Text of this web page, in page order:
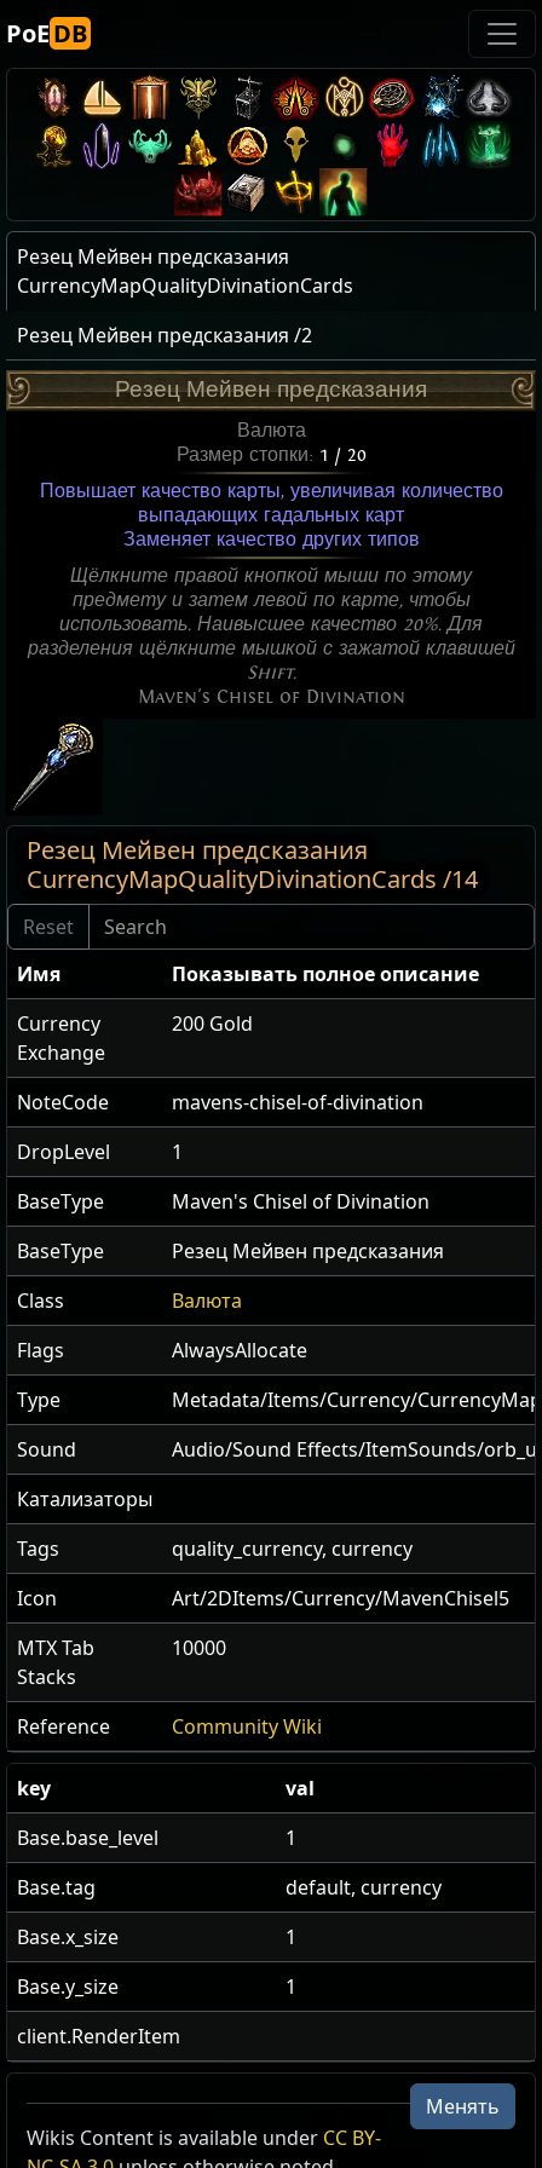
PoEDB
Резец Мейвен предсказания
CurrencyMapQualityDivinationCards
Резец Мейвен предсказания /2
Резец Мейвен предсказания
Валюта
Размер стопки: 1 / 20
Повышает качество карты, увеличивая количество
выпадающих гадальных карт
Заменяет качество других типов
Щёлкните правой кнопкой мыши по этому
предмету и затем левой по карте, чтобы
использовать. Наивысшее качество 20%. Для
разделения щёлкните мышкой с зажатой клавишей
Shift.
Maven's Chisel of Divination
Резец Мейвен предсказания
CurrencyMapQualityDivinationCards /14
Имя
Показывать полное описание
Currency
Exchange
200 Gold
NoteCode
mavens-chisel-of-divination
DropLevel
1
BaseType
Maven's Chisel of Divination
BaseType
Резец Мейвен предсказания
Class
Валюта
Flags
AlwaysAllocate
Type
Metadata/Items/Currency/
Sound
Audio/Sound Effects/ItemSounds/
Катализаторы
Tags
quality_currency, currency
Icon
Art/2DItems/Currency/MavenChisel5
MTX Tab
Stacks
10000
Reference Community Wiki
key
val
Base.base_level
1
Base.tag
default, currency
Base.x_size
1
Base.y_size
1
client.RenderItem
US Realm Economy Wiki
Менять
Wikis Content is available under CC BY-